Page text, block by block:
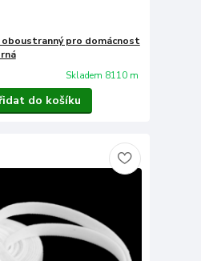
oboustranný pro domácnost
Skladem 8110 m
do košíku